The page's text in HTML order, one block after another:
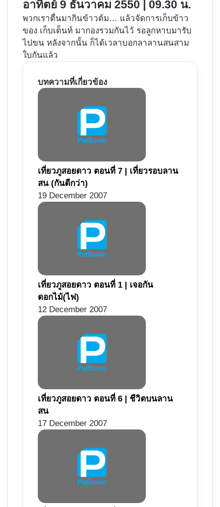
อาทิตย์ 9 ธันวาคม 2550 | 09.30 น.
พวกเราตื่นมากินข้าวต้ม… แล้วจัดการเก็บข้าว
ของ เก็บเต็นท์ มากองรวมกันไว้ รอลูกหาบมารับ
ไปขน หลังจากนั้น ก็ได้เวลาบอกลาลานสนสาม
ใบกันแล้ว
บทความที่เกี่ยวข้อง
เที่ยวภูสอยดาว ตอนที่ 7 | เที่ยวรอบลาน
สน (กันดีกว่า)
19 December 2007
เที่ยวภูสอยดาว ตอนที่ 1 | เจอกัน
ดอกไม้(ไฟ)
12 December 2007
เที่ยวภูสอยดาว ตอนที่ 6 | ชีวิตบนลาน
สน
17 December 2007